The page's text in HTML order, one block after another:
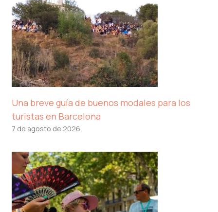
Una breve guía de buenos modales para los
turistas en Barcelona
7 de agosto de 2026